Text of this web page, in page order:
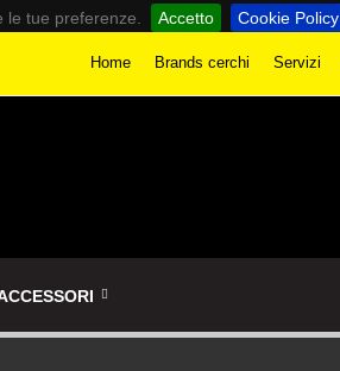
tue preferenze. Accetto Cookie Policy
Home Brands cerchi Servizi